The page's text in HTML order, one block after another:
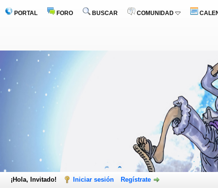
PORTAL FORO BUSCAR COMUNIDAD
¡Hola, Invitado! Iniciar sesión Regístrate